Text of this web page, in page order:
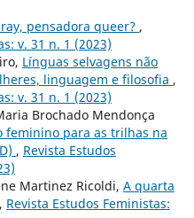
pensadora queer? ,
v. 31 n. 1 (2023)
Línguas selvagens não
linguagem e filosofia ,
v. 31 n. 1 (2023)
Brochado Mendonça
feminino para as trilhas na
, Revista Estudos
Martinez Ricoldi, A quarta
, Revista Estudos Feministas: